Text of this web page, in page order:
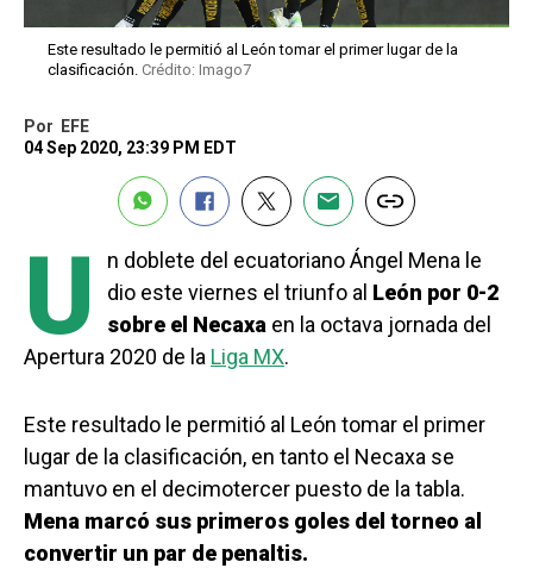
Este resultado le permitió al León tomar el primer lugar de la
clasificación. Crédito: Imago7
Por
EFE
04 Sep 2020, 23:39 PM EDT
U
n doblete del ecuatoriano Ángel Mena le
dio este viernes el triunfo al León por 0-2
sobre el Necaxa en la octava jornada del
Apertura 2020 de la Liga MX.
Este resultado le permitió al León tomar el primer
lugar de la clasificación, en tanto el Necaxa se
mantuvo en el decimotercer puesto de la tabla.
Mena marcó sus primeros goles del torneo al
convertir un par de penaltis.